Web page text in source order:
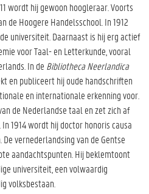
wordt hij gewoon hoogleraar. Voorts
de Hoogere Handelsschool. In 1912
universiteit. Daarnaast is hij erg actief
voor Taal- en Letterkunde, vooral
In de Bibliotheca Neerlandica
en publiceert hij oude handschriften
en internationale erkenning voor.
de Nederlandse taal en zet zich af
1914 wordt hij doctor honoris causa
vernederlandsing van de Gentse
aandachtspunten. Hij beklemtoont
universiteit, een volwaardig
volksbestaan.